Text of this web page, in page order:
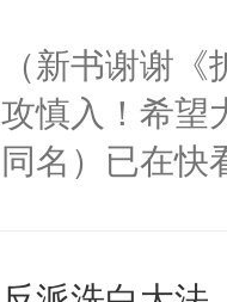
（新书谢谢
攻慎入！希望
同名）已在快